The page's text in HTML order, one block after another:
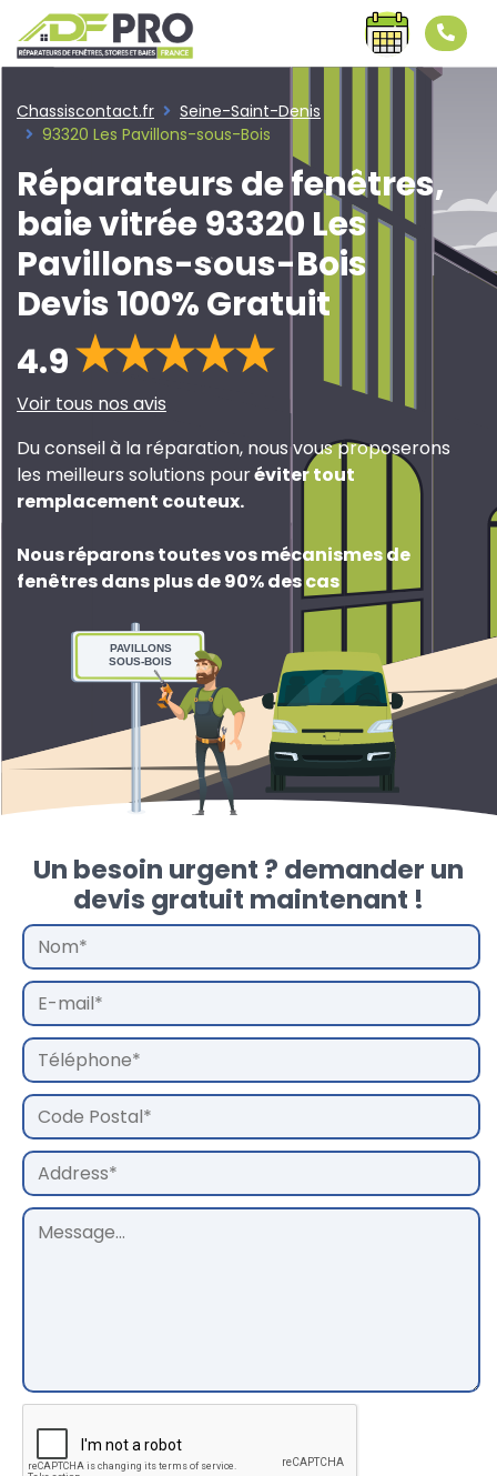
Chassiscontact.fr
Seine-Saint-Denis
93320 Les Pavillons-sous-Bois
Réparateurs de fenêtres,
baie vitrée 93320 Les
Pavillons-sous-Bois
Devis 100% Gratuit
4.9
Voir tous nos avis
Du conseil à la réparation, nous vous proposerons
les meilleurs solutions pouréviter tout
remplacement couteux.
Nous réparons toutes vos mécanismes de
fenêtres dans plus de 90% des cas
PAVILLONS
SOUS-BOIS
Un besoin urgent ? demander un
devis gratuit maintenant !